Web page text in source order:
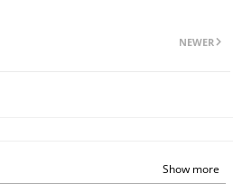
NEWER
Show more